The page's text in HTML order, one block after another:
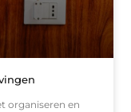
organiseren en